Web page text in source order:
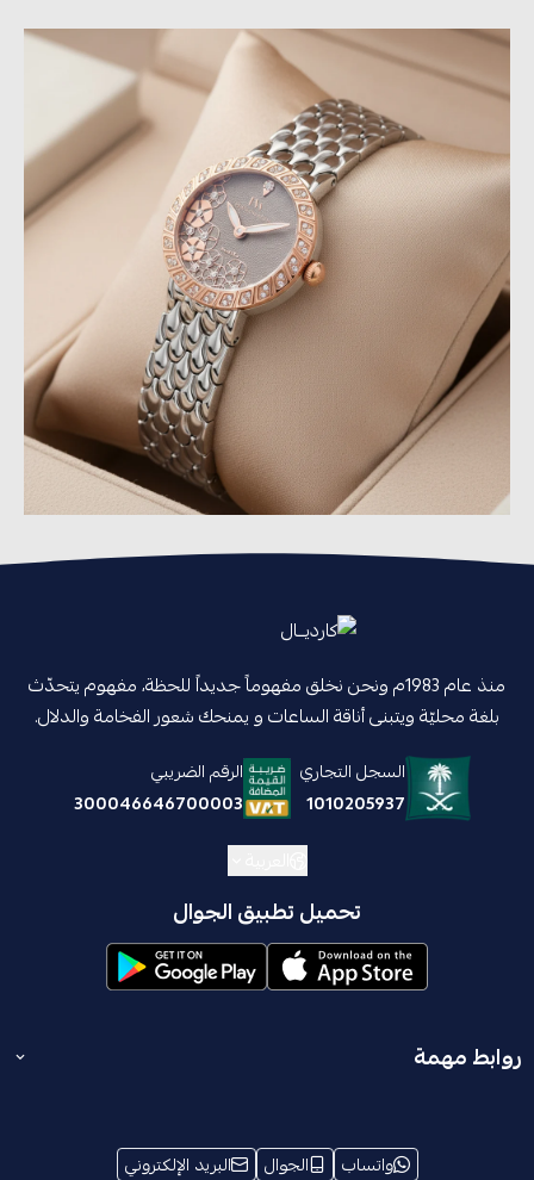
روابط مهمة
الشروط والأحكام
من نحن
منذ عام 1983م ونحن نخلق مفهوماً جديداً للحظة، مفهوم يتحدّث
بلغة محليّة ويتبنى أناقة الساعات و يمنحك شعور الفخامة والدلال.
السجل التجاري
1010205937
الرقم الضريبي
300046646700003
تحميل تطبيق الجوال
واتساب الجوال البريد الإلكتروني